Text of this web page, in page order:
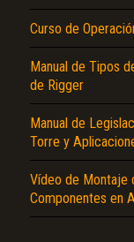
Curso de
Manual de Tipos
de Rigger
Manual de
Torre y
Vídeo de Montaje
Componentes en
El
No